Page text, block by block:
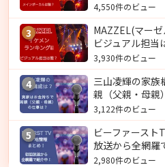
4,550件のビュー
3
MAZZEL(マー
ビジュアル担当
3,930件のビュー
4
三山凌輝の家族
親（父親・母親
3,122件のビュー
5
ビーファースト
放送から全網羅
2,980件のビュー